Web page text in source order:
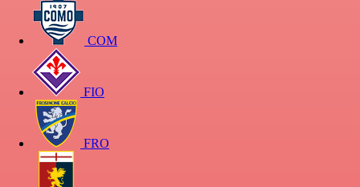
COM
FIO
FRO